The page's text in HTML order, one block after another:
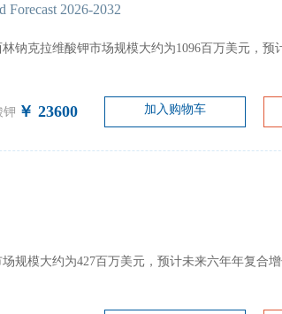
Forecast 2026-2032
钠克拉维酸钾市场规模大约为1096百万美元，预
钾 ￥ 23600 加入购物车
模大约为427百万美元，预计未来六年年复合增